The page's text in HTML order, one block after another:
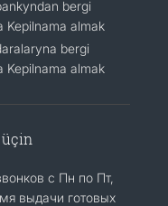
bergi
almak
bergi
almak
с Пн по Пт,
выдачи готовых